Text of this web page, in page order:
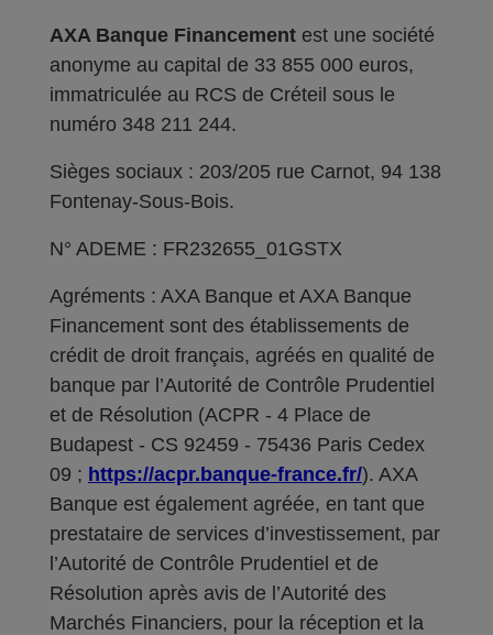
AXA Banque Financement est une société
anonyme au capital de 33 855 000 euros,
immatriculée au RCS de Créteil sous le
numéro 348 211 244.
Sièges sociaux : 203/205 rue Carnot, 94 138
Fontenay-Sous-Bois.
N° ADEME : FR232655_01GSTX
Agréments : AXA Banque et AXA Banque
Financement sont des établissements de
crédit de droit français, agréés en qualité de
banque par l’Autorité de Contrôle Prudentiel
et de Résolution (ACPR - 4 Place de
Budapest - CS 92459 - 75436 Paris Cedex
09 ; https://acpr.banque-france.fr/). AXA
Banque est également agréée, en tant que
prestataire de services d’investissement, par
l’Autorité de Contrôle Prudentiel et de
Résolution après avis de l’Autorité des
Marchés Financiers, pour la réception et la